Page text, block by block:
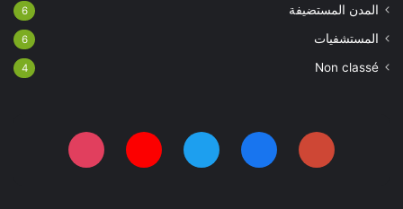
المدن المستضيفة 6
المستشفيات 6
Non classé
4